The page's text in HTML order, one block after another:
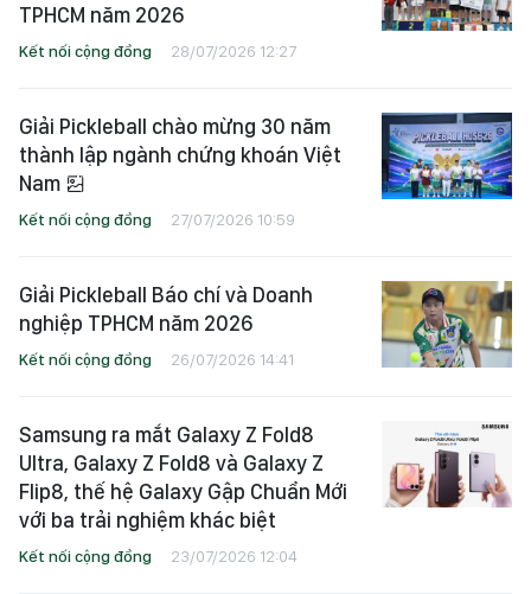
TPHCM năm 2026
Kết nối cộng đồng 28/07/2026 12:27
Giải Pickleball chào mừng 30 năm
thành lập ngành chứng khoán Việt
Nam
Kết nối cộng đồng 27/07/2026 10:59
Giải Pickleball Báo chí và Doanh
nghiệp TPHCM năm 2026
Kết nối cộng đồng 26/07/2026 14:41
Samsung ra mắt Galaxy Z Fold8
Ultra, Galaxy Z Fold8 và Galaxy Z
Flip8, thế hệ Galaxy Gập Chuẩn Mới
với ba trải nghiệm khác biệt
Kết nối cộng đồng 23/07/2026 12:04